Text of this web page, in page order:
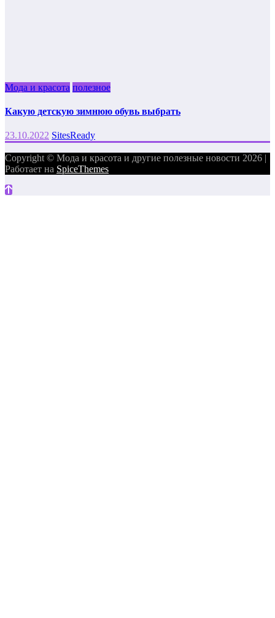
Мода и красота полезное
Какую детскую зимнюю обувь выбрать
23.10.2022 SitesReady
Copyright © Мода и красота и другие полезные новости 2026 |
Работает на SpiceThemes